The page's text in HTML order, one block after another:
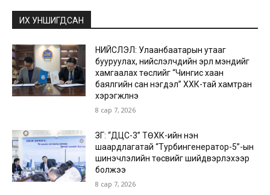
ИХ УНШИГДСАН
НИЙСЛЭЛ: Улаанбаатарын утааг
бууруулах, нийслэлчүүдийн эрүүл мэндийг
хамгаалах төслийг “Чингис хаан
баялгийн сан нэгдэл” ХХК-тай хамтран
хэрэгжүүлнэ
8 сар 7, 2026
ЗГ: “ДЦС-3” ТӨХК-ийн нэн
шаардлагатай “Турбингенератор-5”-ын
шинэчлэлийн төсвийг шийдвэрлэхээр
болжээ
8 сар 7, 2026